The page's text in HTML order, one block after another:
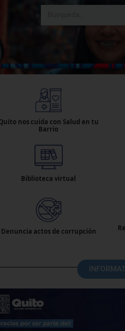
Ir
nos cuida con Salud en tu
Barrio
Biblioteca virtual
Denuncia actos de corrupción